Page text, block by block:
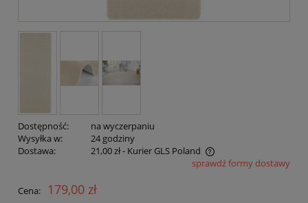
Dostępność:
na wyczerpaniu
Wysyłka w:
24 godziny
Dostawa:
21,00 zł- Kurier GLS Poland
Cena nie zawiera ewentualnych kosztów płatnościsprawdź formy dostawy
Cena: 179,00 zł